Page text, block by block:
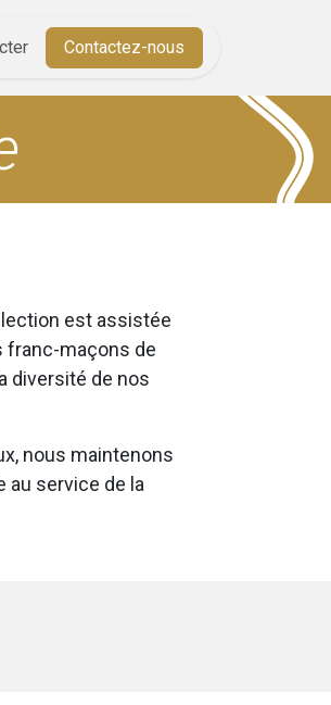
Contactez-nous
est assistée
franc-maçons de
diversité de nos
nous maintenons
au service de la